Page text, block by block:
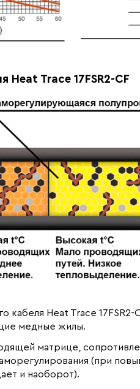
Trace 17FSR2-CF
Heat Trace 17FSR2-
медные жилы.
матрице,
(при
и наоборот).